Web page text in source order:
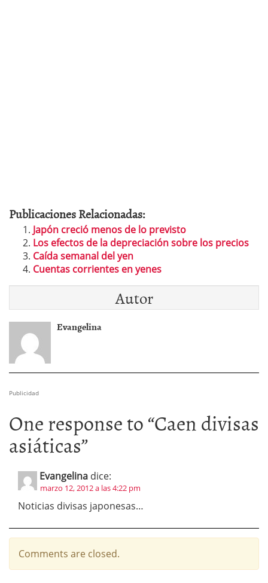
Publicaciones Relacionadas:
Japón creció menos de lo previsto
Los efectos de la depreciación sobre los precios
Caída semanal del yen
Cuentas corrientes en yenes
Autor
Evangelina
Publicidad
One response to “Caen divisas
asiáticas”
Evangelina dice:
marzo 12, 2012 a las 4:22 pm
Noticias divisas japonesas…
Comments are closed.